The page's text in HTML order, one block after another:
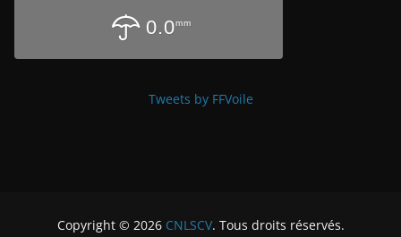
0.0mm
Tweets by FFVoile
Copyright © 2026 CNLSCV. Tous droits réservés.